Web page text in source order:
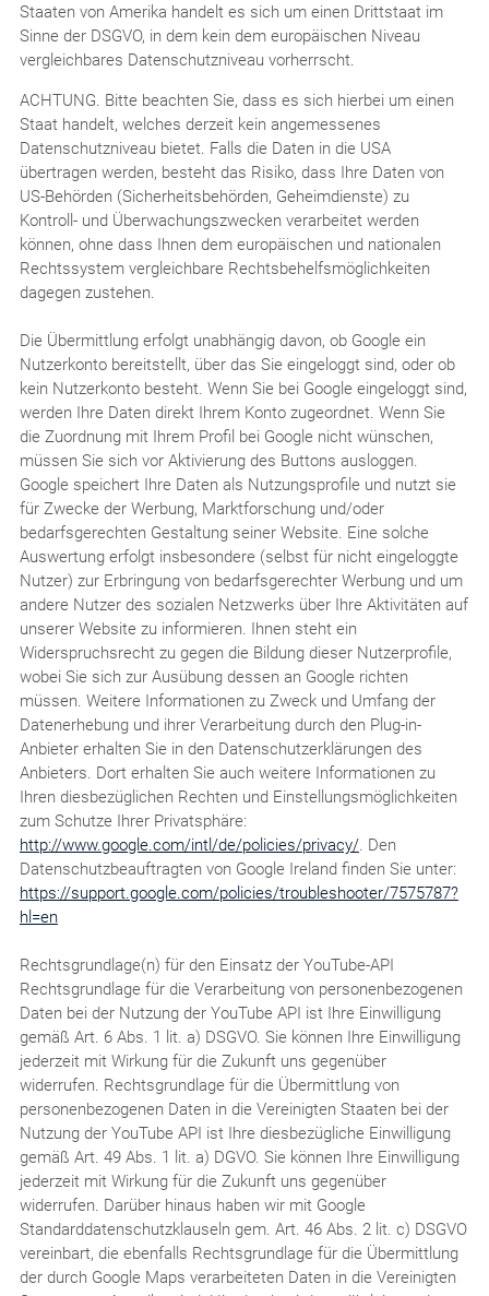
Staaten von Amerika handelt es sich um einen Drittstaat im
Sinne der DSGVO, in dem kein dem europäischen Niveau
vergleichbares Datenschutzniveau vorherrscht.
ACHTUNG. Bitte beachten Sie, dass es sich hierbei um einen
Staat handelt, welches derzeit kein angemessenes
Datenschutzniveau bietet. Falls die Daten in die USA
übertragen werden, besteht das Risiko, dass Ihre Daten von
US-Behörden (Sicherheitsbehörden, Geheimdienste) zu
Kontroll- und Überwachungszwecken verarbeitet werden
können, ohne dass Ihnen dem europäischen und nationalen
Rechtssystem vergleichbare Rechtsbehelfsmöglichkeiten
dagegen zustehen.
Die Übermittlung erfolgt unabhängig davon, ob Google ein
Nutzerkonto bereitstellt, über das Sie eingeloggt sind, oder ob
kein Nutzerkonto besteht. Wenn Sie bei Google eingeloggt sind,
werden Ihre Daten direkt Ihrem Konto zugeordnet. Wenn Sie
die Zuordnung mit Ihrem Profil bei Google nicht wünschen,
müssen Sie sich vor Aktivierung des Buttons ausloggen.
Google speichert Ihre Daten als Nutzungsprofile und nutzt sie
für Zwecke der Werbung, Marktforschung und/oder
bedarfsgerechten Gestaltung seiner Website. Eine solche
Auswertung erfolgt insbesondere (selbst für nicht eingeloggte
Nutzer) zur Erbringung von bedarfsgerechter Werbung und um
andere Nutzer des sozialen Netzwerks über Ihre Aktivitäten auf
unserer Website zu informieren. Ihnen steht ein
Widerspruchsrecht zu gegen die Bildung dieser Nutzerprofile,
wobei Sie sich zur Ausübung dessen an Google richten
müssen. Weitere Informationen zu Zweck und Umfang der
Datenerhebung und ihrer Verarbeitung durch den Plug-in-
Anbieter erhalten Sie in den Datenschutzerklärungen des
Anbieters. Dort erhalten Sie auch weitere Informationen zu
Ihren diesbezüglichen Rechten und Einstellungsmöglichkeiten
zum Schutze Ihrer Privatsphäre:
http://www.google.com/intl/de/policies/privacy/. Den
Datenschutzbeauftragten von Google Ireland finden Sie unter:
https://support.google.com/policies/troubleshooter/7575787?
hl=en
Rechtsgrundlage(n) für den Einsatz der YouTube-API
Rechtsgrundlage für die Verarbeitung von personenbezogenen
Daten bei der Nutzung der YouTube API ist Ihre Einwilligung
gemäß Art. 6 Abs. 1 lit. a) DSGVO. Sie können Ihre Einwilligung
jederzeit mit Wirkung für die Zukunft uns gegenüber
widerrufen. Rechtsgrundlage für die Übermittlung von
personenbezogenen Daten in die Vereinigten Staaten bei der
Nutzung der YouTube API ist Ihre diesbezügliche Einwilligung
gemäß Art. 49 Abs. 1 lit. a) DGVO. Sie können Ihre Einwilligung
jederzeit mit Wirkung für die Zukunft uns gegenüber
widerrufen. Darüber hinaus haben wir mit Google
Standarddatenschutzklauseln gem. Art. 46 Abs. 2 lit. c) DSGVO
vereinbart, die ebenfalls Rechtsgrundlage für die Übermittlung
der durch Google Maps verarbeiteten Daten in die Vereinigten